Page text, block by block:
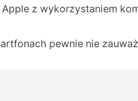
z wykorzystaniem
pewnie nie